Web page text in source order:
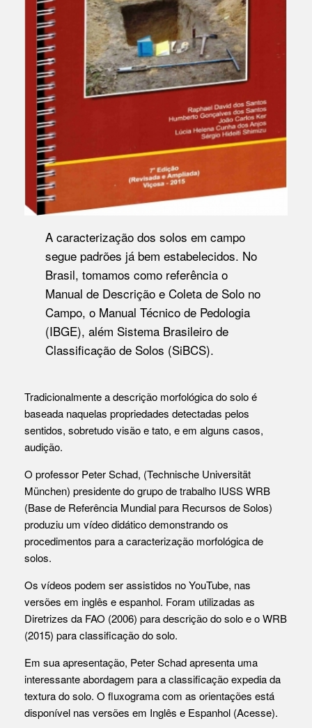
A caracterização dos solos em campo
segue padrões já bem estabelecidos. No
Brasil, tomamos como referência o
Manual de Descrição e Coleta de Solo no
Campo, o Manual Técnico de Pedologia
(IBGE), além Sistema Brasileiro de
Classificação de Solos (SiBCS).
Tradicionalmente a descrição morfológica do solo é
baseada naquelas propriedades detectadas pelos
sentidos, sobretudo visão e tato, e em alguns casos,
audição.
O professor Peter Schad, (Technische Universität
München) presidente do grupo de trabalho IUSS WRB
(Base de Referência Mundial para Recursos de Solos)
produziu um vídeo didático demonstrando os
procedimentos para a caracterização morfológica de
solos.
Os vídeos podem ser assistidos no YouTube, nas
versões em inglês e espanhol. Foram utilizadas as
Diretrizes da FAO (2006) para descrição do solo e o WRB
(2015) para classificação do solo.
Em sua apresentação, Peter Schad apresenta uma
interessante abordagem para a classificação expedia da
textura do solo. O fluxograma com as orientações está
disponível nas versões em Inglês e Espanhol (Acesse).